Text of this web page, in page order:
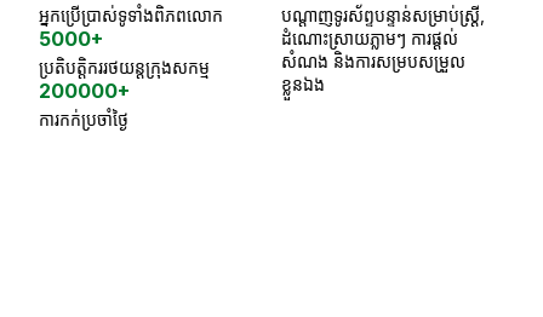
អ្នកប្រើប្រាស់ទូទាំងពិភពលោក
5000+
ប្រតិបត្តិកររថយន្តក្រុងសកម្ម
200000+
ការកក់ប្រចាំថ្ងៃ
បណ្តាញទូរស័ព្ទបន្ទាន់សម្រាប់ស្ត្រី,
ដំណោះស្រាយភ្លាមៗ ការផ្តល់
សំណង និងការសម្របសម្រួល
ខ្លួនឯង